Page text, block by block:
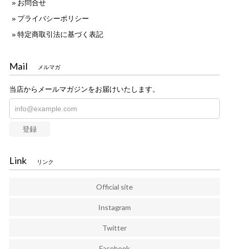
お問合せ
プライバシーポリシー
特定商取引法に基づく表記
Mail メルマガ
当店からメールマガジンをお届けいたします。
登録
Link リンク
Official site
Instagram
Twitter